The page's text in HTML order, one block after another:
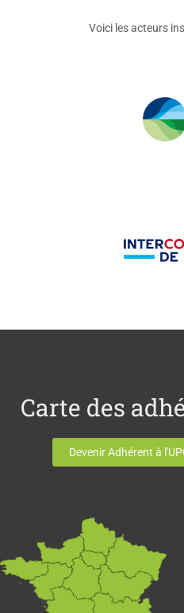
Voici les acteurs
Carte des
Devenir Adhérent à